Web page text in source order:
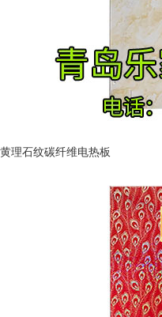
黄理石纹碳纤维电热板